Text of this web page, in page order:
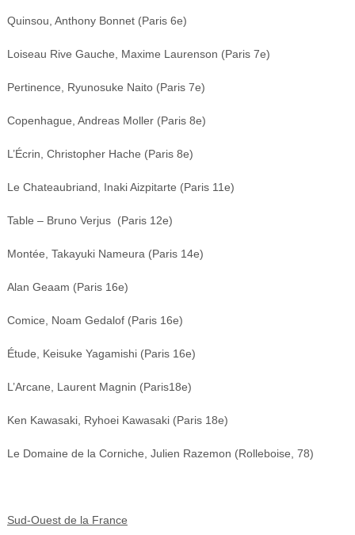
Quinsou, Anthony Bonnet (Paris 6e)
Loiseau Rive Gauche, Maxime Laurenson (Paris 7e)
Pertinence, Ryunosuke Naito (Paris 7e)
Copenhague, Andreas Moller (Paris 8e)
L’Écrin, Christopher Hache (Paris 8e)
Le Chateaubriand, Inaki Aizpitarte (Paris 11e)
Table – Bruno Verjus (Paris 12e)
Montée, Takayuki Nameura (Paris 14e)
Alan Geaam (Paris 16e)
Comice, Noam Gedalof (Paris 16e)
Étude, Keisuke Yagamishi (Paris 16e)
L’Arcane, Laurent Magnin (Paris18e)
Ken Kawasaki, Ryhoei Kawasaki (Paris 18e)
Le Domaine de la Corniche, Julien Razemon (Rolleboise, 78)
Sud-Ouest de la France